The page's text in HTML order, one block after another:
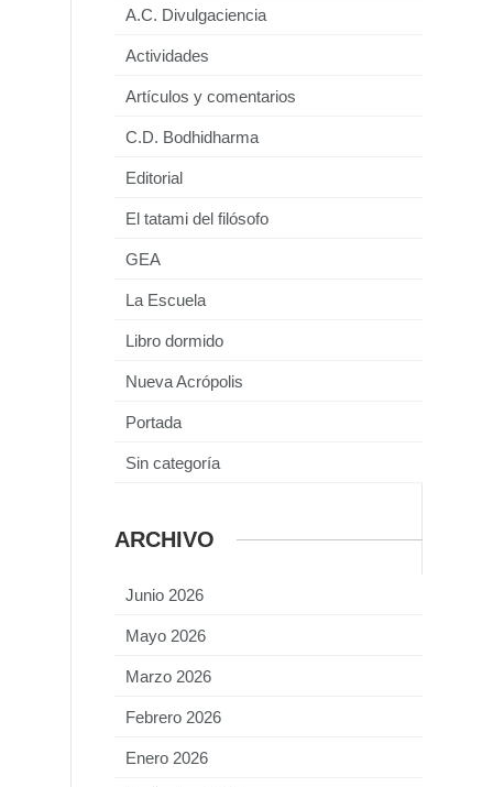
A.C. Divulgaciencia
Actividades
Artículos y comentarios
C.D. Bodhidharma
Editorial
El tatami del filósofo
GEA
La Escuela
Libro dormido
Nueva Acrópolis
Portada
Sin categoría
ARCHIVO
Junio 2026
Mayo 2026
Marzo 2026
Febrero 2026
Enero 2026